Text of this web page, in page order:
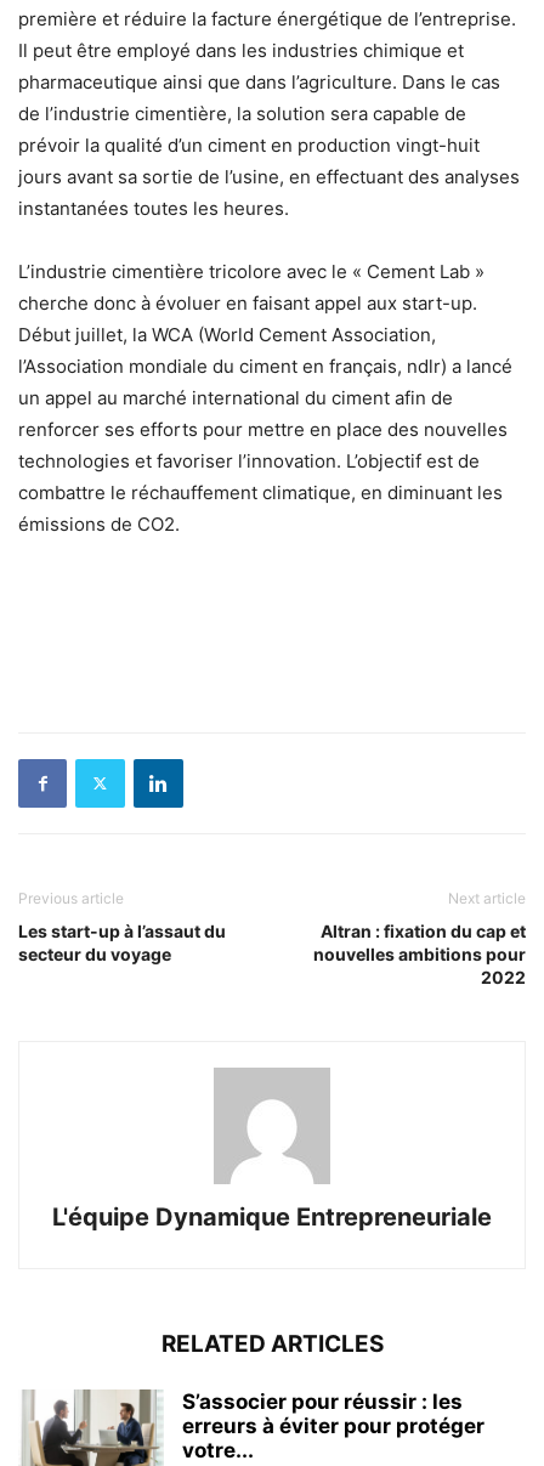
première et réduire la facture énergétique de l’entreprise.
Il peut être employé dans les industries chimique et
pharmaceutique ainsi que dans l’agriculture. Dans le cas
de l’industrie cimentière, la solution sera capable de
prévoir la qualité d’un ciment en production vingt-huit
jours avant sa sortie de l’usine, en effectuant des analyses
instantanées toutes les heures.
L’industrie cimentière tricolore avec le « Cement Lab »
cherche donc à évoluer en faisant appel aux start-up.
Début juillet, la WCA (World Cement Association,
l’Association mondiale du ciment en français, ndlr) a lancé
un appel au marché international du ciment afin de
renforcer ses efforts pour mettre en place des nouvelles
technologies et favoriser l’innovation. L’objectif est de
combattre le réchauffement climatique, en diminuant les
émissions de CO2.
Previous article
Les start-up à l’assaut du
secteur du voyage
Next article
Altran : fixation du cap et
nouvelles ambitions pour
2022
L'équipe Dynamique Entrepreneuriale
RELATED ARTICLES
S’associer pour réussir : les
erreurs à éviter pour protéger
votre...